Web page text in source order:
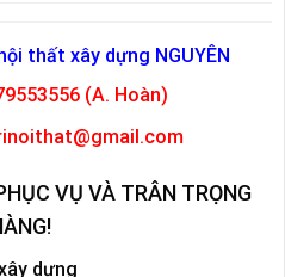
thất xây dựng NGUYÊN
(A. Hoàn)
VỤ VÀ TRÂN TRỌNG
dựng